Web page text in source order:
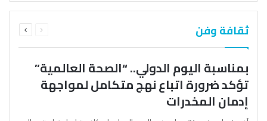
ثقافة وفن الصفحةالصفحة
بمناسبة اليوم الدولي.. “الصحة العالمية”
تؤكد ضرورة اتباع نهج متكامل لمواجهة
إدمان المخدرات